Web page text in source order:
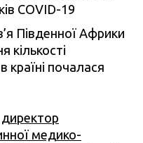
COVID-19
Південної Африки
кількості
країні почалася
директор
медико-